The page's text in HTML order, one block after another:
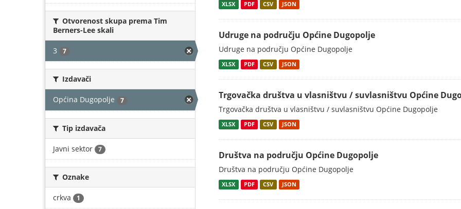
Otvorenost skupa prema Tim
Berners-Lee skali
3 7
Izdavači
Općina Dugopolje 7
Tip izdavača
Javni sektor 7
Oznake
crkva 1
XLSX PDF CSV JSON
Udruge na području Općine Dugopolje
Udruge na području Općine Dugopolje
XLSX PDF CSV JSON
Trgovačka društva u vlasništvu / suvlasništvu Općine
Trgovačka društva u vlasništvu / suvlasništvu Općine Dugopolje
XLSX PDF CSV JSON
Društva na području Općine Dugopolje
Društva na području Općine Dugopolje
XLSX PDF CSV JSON